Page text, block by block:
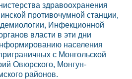
здравоохранения
противочумной станции,
Инфекционной
власти в эти дни
населения
с Монгольской
Овюрского, Монгун-
районов.